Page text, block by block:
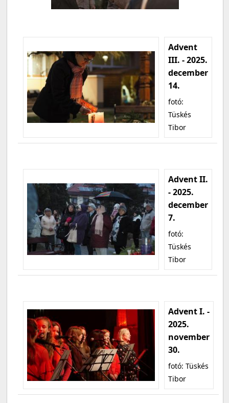
Advent
III. - 2025.
december
14.
fotó:
Tüskés
Tibor
Advent II.
- 2025.
december
7.
fotó:
Tüskés
Tibor
Advent I. -
2025.
november
30.
fotó: Tüskés
Tibor